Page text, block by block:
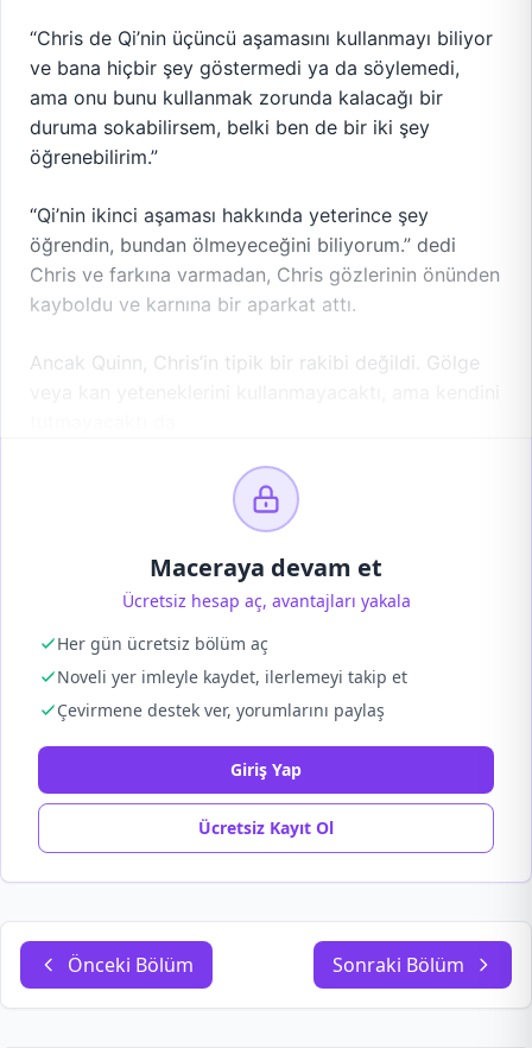
“Chris de Qi’nin üçüncü aşamasını kullanmayı biliyor
ve bana hiçbir şey göstermedi ya da söylemedi,
ama onu bunu kullanmak zorunda kalacağı bir
duruma sokabilirsem, belki ben de bir iki şey
öğrenebilirim.”
“Qi’nin ikinci aşaması hakkında yeterince şey
öğrendin, bundan ölmeyeceğini biliyorum.” dedi
Chris ve farkına varmadan, Chris gözlerinin önünden
kayboldu ve karnına bir aparkat attı.
Ancak Quinn, Chris’in tipik bir rakibi değildi. Gölge
Maceraya devam et
Ücretsiz hesap aç, avantajları yakala
Her gün ücretsiz bölüm aç
Noveli yer imleyle kaydet, ilerlemeyi takip et
Çevirmene destek ver, yorumlarını paylaş
Giriş Yap
Ücretsiz Kayıt Ol
Önceki Bölüm Sonraki Bölüm